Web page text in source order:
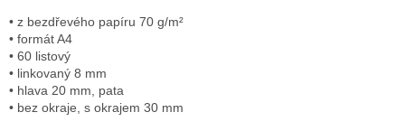
• z bezdřevého papíru 70 g/m²
• formát A4
• 60 listový
• linkovaný 8 mm
• hlava 20 mm, pata
• bez okraje, s okrajem 30 mm